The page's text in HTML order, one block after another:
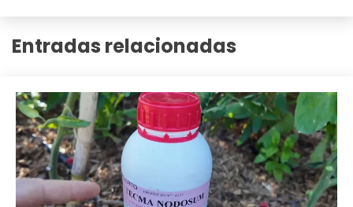
Entradas relacionadas